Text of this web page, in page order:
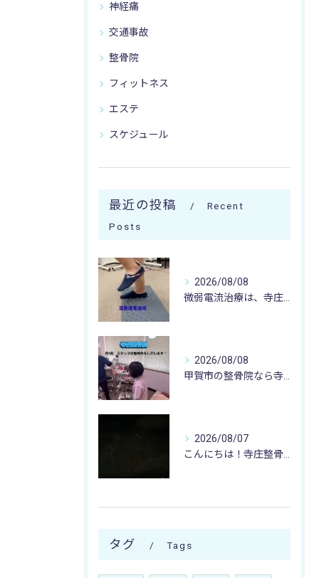
神経痛
交通事故
整骨院
フィットネス
エステ
スケジュール
最近の投稿
Recent
Posts
2026/08/08
2026/08/08
2026/08/07
タグ Tags